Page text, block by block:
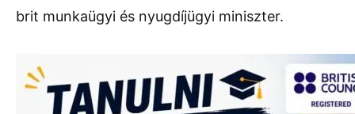
brit munkaügyi és nyugdíjügyi miniszter.